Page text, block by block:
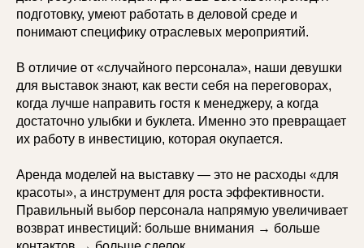
подготовку, умеют работать в деловой среде и
понимают специфику отраслевых мероприятий.
В отличие от «случайного персонала», наши девушки
для выставок знают, как вести себя на переговорах,
когда лучше направить гостя к менеджеру, а когда
достаточно улыбки и буклета. Именно это превращает
их работу в инвестицию, которая окупается.
Аренда моделей на выставку — это не расходы «для
красоты», а инструмент для роста эффективности.
Правильный выбор персонала напрямую увеличивает
возврат инвестиций: больше внимания → больше